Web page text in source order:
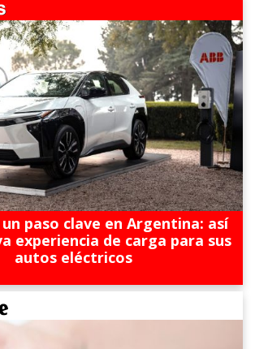
paso clave en Argentina: así
experiencia de carga para sus
autos eléctricos